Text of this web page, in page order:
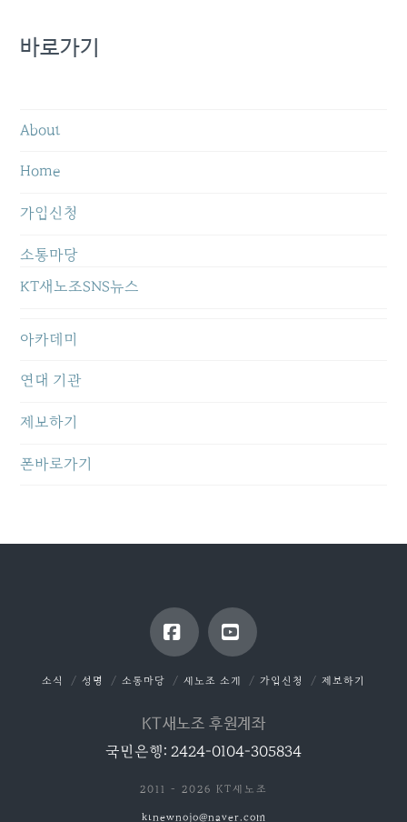
바로가기
About
Home
가입신청
소통마당
KT새노조SNS뉴스
아카데미
연대 기관
제보하기
폰바로가기
FacebookYouTube
소식 성명 소통마당 새노조 소개 가입신청 제보하기
KT새노조 후원계좌
국민은행: 2424-0104-305834
2011 - 2026 KT새노조
ktnewnojo@naver.com